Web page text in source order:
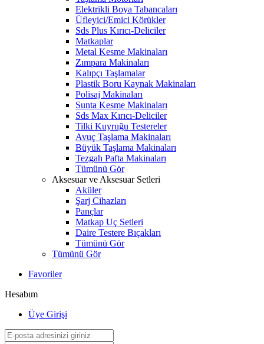
Elektrikli Boya Tabancaları
Üfleyici/Emici Körükler
Sds Plus Kırıcı-Deliciler
Matkaplar
Metal Kesme Makinaları
Zımpara Makinaları
Kalıpçı Taşlamalar
Plastik Boru Kaynak Makinaları
Polisaj Makinaları
Sunta Kesme Makinaları
Sds Max Kırıcı-Deliciler
Tilki Kuyruğu Testereler
Avuç Taşlama Makinaları
Büyük Taşlama Makinaları
Tezgah Pafta Makinaları
Tümünü Gör
Aksesuar ve Aksesuar Setleri
Aküler
Şarj Cihazları
Pançlar
Matkap Uç Setleri
Daire Testere Bıçakları
Tümünü Gör
Tümünü Gör
Favoriler
Hesabım
Üye Girişi